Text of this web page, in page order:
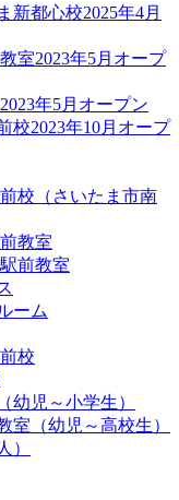
新都心校2025年4月
室2023年5月オープ
年5月オープン
2023年10月オープ
校（さいたま市南
教室
前教室
ーム
校
幼児～小学生）
室（幼児～高校生）
）